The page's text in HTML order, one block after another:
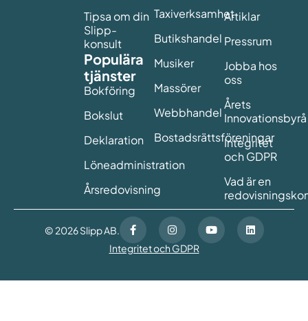
Tipsa om din
Slipp-
konsult
Populära
tjänster
Bokföring
Bokslut
Deklaration
Löneadministration
Årsredovisning
Taxiverksamhet
Butikshandel
Musiker
Massörer
Webbhandel
Bostadsrättsföreningar
Artiklar
Pressrum
Jobba hos
oss
Årets
Innovationsbyrå
Integritet
och GDPR
Vad är en
© 2026 Slipp AB.
Integritet och GDPR